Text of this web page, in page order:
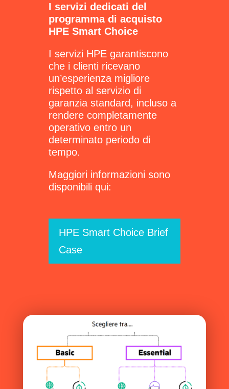
I servizi dedicati del
programma di acquisto
HPE Smart Choice
I servizi HPE garantiscono
che i clienti ricevano
un’esperienza migliore
rispetto al servizio di
garanzia standard, incluso a
rendere completamente
operativo entro un
determinato periodo di
tempo.
Maggiori informazioni sono
disponibili qui:
HPE Smart Choice Brief
Case